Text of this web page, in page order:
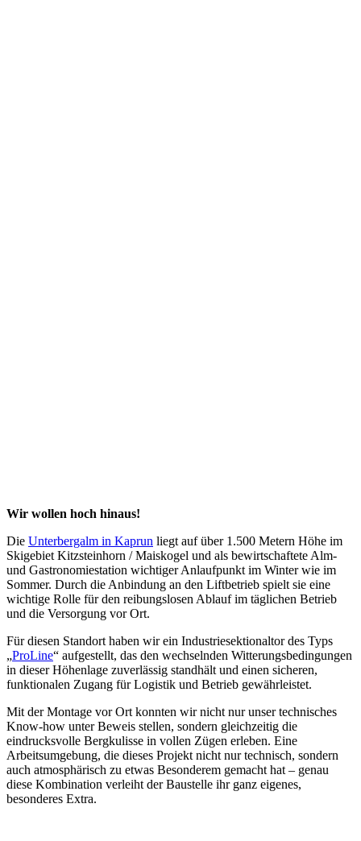
Wir wollen hoch hinaus!
Die Unterbergalm in Kaprun liegt auf über 1.500 Metern Höhe im
Skigebiet Kitzsteinhorn / Maiskogel und als bewirtschaftete Alm-
und Gastronomiestation wichtiger Anlaufpunkt im Winter wie im
Sommer. Durch die Anbindung an den Liftbetrieb spielt sie eine
wichtige Rolle für den reibungslosen Ablauf im täglichen Betrieb
und die Versorgung vor Ort.
Für diesen Standort haben wir ein Industriesektionaltor des Typs
„ProLine“ aufgestellt, das den wechselnden Witterungsbedingungen
in dieser Höhenlage zuverlässig standhält und einen sicheren,
funktionalen Zugang für Logistik und Betrieb gewährleistet.
Mit der Montage vor Ort konnten wir nicht nur unser technisches
Know-how unter Beweis stellen, sondern gleichzeitig die
eindrucksvolle Bergkulisse in vollen Zügen erleben. Eine
Arbeitsumgebung, die dieses Projekt nicht nur technisch, sondern
auch atmosphärisch zu etwas Besonderem gemacht hat – genau
diese Kombination verleiht der Baustelle ihr ganz eigenes,
besonderes Extra.